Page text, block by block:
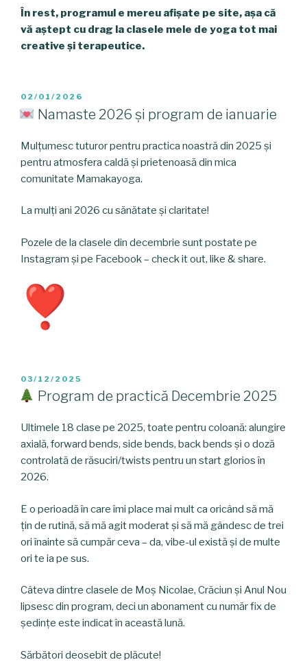
În rest, programul e mereu afișate pe site, așa că
vă aștept cu drag la clasele mele de yoga tot mai
creative și terapeutice.
POSTED
ON
02/01/2026
Namaste 2026 și program de ianuarie
Mulțumesc tuturor pentru practica noastră din 2025 și
pentru atmosfera caldă și prietenoasă din mica
comunitate Mamakayoga.
La mulți ani 2026 cu sănătate și claritate!
Pozele de la clasele din decembrie sunt postate pe
Instagram și pe Facebook – check it out, like & share.
POSTED
ON
03/12/2025
Program de practică Decembrie 2025
Ultimele 18 clase pe 2025, toate pentru coloană: alungire
axială, forward bends, side bends, back bends și o doză
controlată de răsuciri/twists pentru un start glorios în
2026.
E o perioadă în care îmi place mai mult ca oricând să mă
țin de rutină, să mă agit moderat și să mă gândesc de trei
ori înainte să cumpăr ceva – da, vibe-ul există și de multe
ori te ia pe sus.
Câteva dintre clasele de Moș Nicolae, Crăciun și Anul Nou
lipsesc din program, deci un abonament cu număr fix de
ședințe este indicat în această lună.
Sărbători deosebit de plăcute!